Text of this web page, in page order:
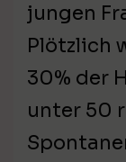
jungen
Plötzlich
30% der
unter 50